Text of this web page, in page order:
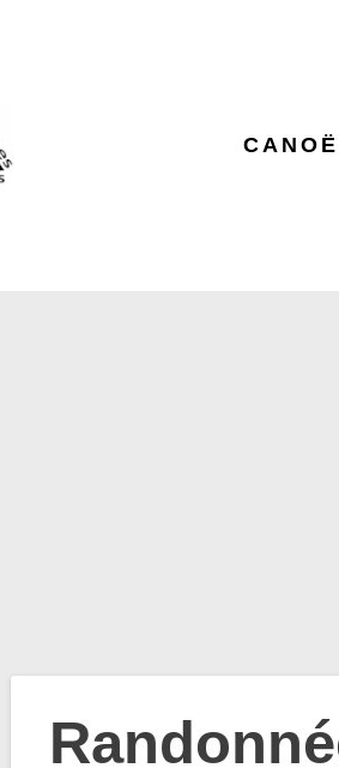
Navigation